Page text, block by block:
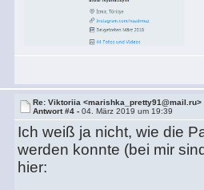
Re: Viktoriia <marishka_pretty91@mail.ru>
Antwort #4 -04. März 2019 um 19:39
Ich weiß ja nicht, wie die
werden konnte (bei mir
hier: